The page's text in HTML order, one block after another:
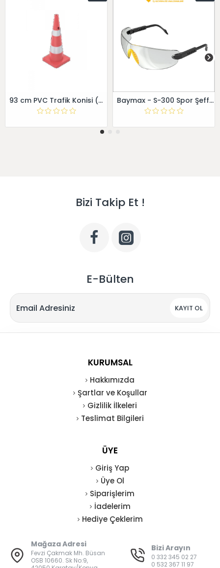
93 cm PVC Trafik Konisi (Çift reflektifli) - - Dörtgen Baymax - S-300 Spor Şeffaf Gözlük
Bizi Takip Et !
E-Bülten
KAYIT OL
KURUMSAL
Hakkımızda
Şartlar ve Koşullar
Gizlilik İlkeleri
Teslimat Bilgileri
ÜYE
Giriş Yap
Üye Ol
Siparişlerim
İadelerim
Hediye Çeklerim
Mağaza Adresi
Fevzi Çakmak Mh. Büsan
OSB 10660. Sk No:9,
Bizi Arayın
0 332 345 02 27
0 532 367 11 97